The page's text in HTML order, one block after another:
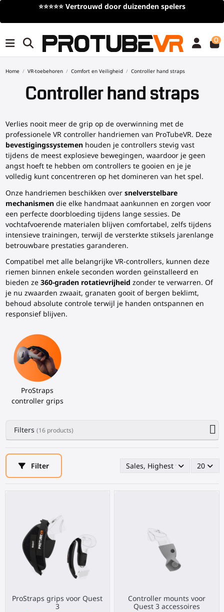
Gratis verzendingbij bestellingen van meer
0
Home VR-toebehoren Comfort en Veiligheid Controller hand straps
Controller hand straps
Verlies nooit meer de grip op de overwinning met de
professionele VR controller handriemen van ProTubeVR. Deze
bevestigingssystemenhouden je controllers stevig vast
tijdens de meest explosieve bewegingen, waardoor je geen
angst hoeft te hebben om controllers te gooien en je je
volledig kunt concentreren op het domineren van het spel.
Onze handriemen beschikken over snelverstelbare
mechanismendie elke handmaat aankunnen en zorgen voor
een perfecte doorbloeding tijdens lange sessies. De
vochtafvoerende materialen blijven comfortabel, zelfs tijdens
intensieve trainingen, terwijl de versterkte stiksels jarenlange
betrouwbare prestaties garanderen.
Compatibel met alle belangrijke VR-controllers, kunnen deze
riemen binnen enkele seconden worden geïnstalleerd en
bieden ze 360-graden rotatievrijheid zonder te verwarren. Of
je nu zwaarden zwaait, granaten gooit of bergen beklimt,
behoud absolute controle terwijl je handen ontspannen en
responsief blijven.
ProStraps
controller grips
Filters (16 products)
Filter Sales, Highest first 20
ProStraps grips voor Quest
3
Controller mounts voor
Quest 3 accessoires